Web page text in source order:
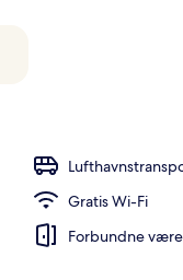
Gratis Wi-Fi
Forbundne